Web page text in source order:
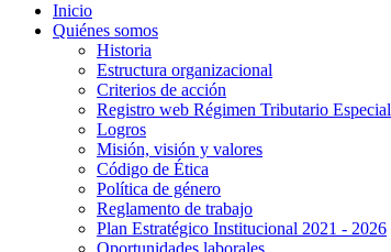
Inicio
Quiénes somos
Historia
Estructura organizacional
Criterios de acción
Registro web Régimen Tributario Especial
Logros
Misión, visión y valores
Código de Ética
Política de género
Reglamento de trabajo
Plan Estratégico Institucional 2021 - 2026